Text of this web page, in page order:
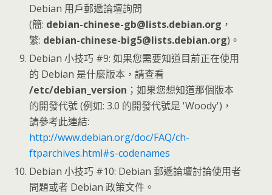
Debian 用戶郵遞論壇詢問
(簡: debian-chinese-gb@lists.debian.org ，
繁: debian-chinese-big5@lists.debian.org)。
Debian 小技巧 #9: 如果您需要知道目前正在使用
的 Debian 是什麼版本，請查看
/etc/debian_version ；如果您想知道那個版本
的開發代號 (例如: 3.0 的開發代號是 'Woody')，
請參考此連結:
http://www.debian.org/doc/FAQ/ch-
ftparchives.html#s-codenames
Debian 小技巧 #10: Debian 郵遞論壇討論使用者
問題或者 Debian 政策文件。